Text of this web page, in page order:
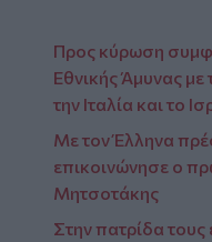
Προς κύρωση
Εθνικής Άμυνας
την Ιταλία και το
Με τον Έλληνα
επικοινώνησε ο
Μητσοτάκης
Στην πατρίδα